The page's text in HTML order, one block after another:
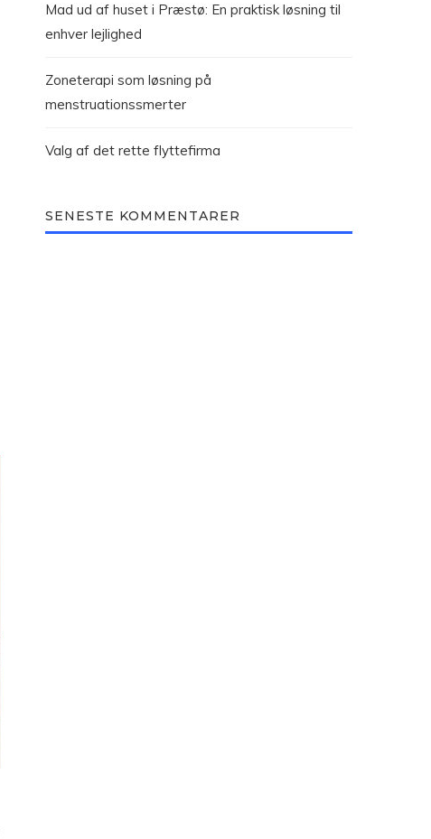
Mad ud af huset i Præstø: En praktisk løsning til
enhver lejlighed
Zoneterapi som løsning på
menstruationssmerter
Valg af det rette flyttefirma
SENESTE KOMMENTARER